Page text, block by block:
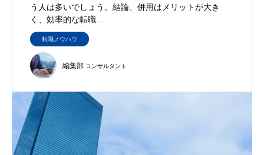
う人は多いでしょう。結論、併用はメリットが大き
く、効率的な転職…
転職ノウハウ
編集部 コンサルタント